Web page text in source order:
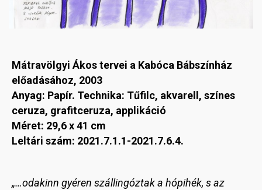
Mátravölgyi Ákos tervei a Kabóca Bábszínház
előadásához, 2003
Anyag: Papír. Technika: Tűfilc, akvarell, színes
ceruza, grafitceruza, applikáció
Méret: 29,6 x 41 cm
Leltári szám: 2021.7.1.1-2021.7.6.4.
„…odakinn gyéren szállingóztak a hópihék, s az